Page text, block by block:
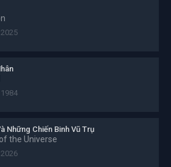
2025
1984
Những Chiến Binh Vũ Trụ
the Universe
2026